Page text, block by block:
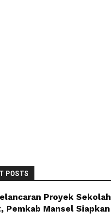
POSTS
Proyek Sekolah
Pemkab Mansel Siapkan